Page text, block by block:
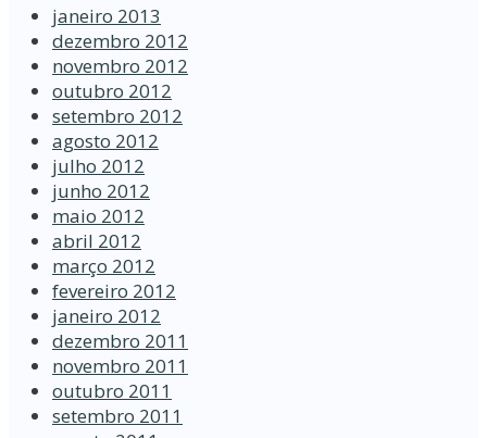
janeiro 2013
dezembro 2012
novembro 2012
outubro 2012
setembro 2012
agosto 2012
julho 2012
junho 2012
maio 2012
abril 2012
março 2012
fevereiro 2012
janeiro 2012
dezembro 2011
novembro 2011
outubro 2011
setembro 2011